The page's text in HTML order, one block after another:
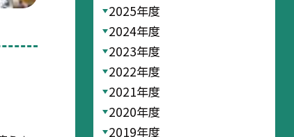
2025年度
2024年度
2023年度
2022年度
2021年度
2020年度
2019年度